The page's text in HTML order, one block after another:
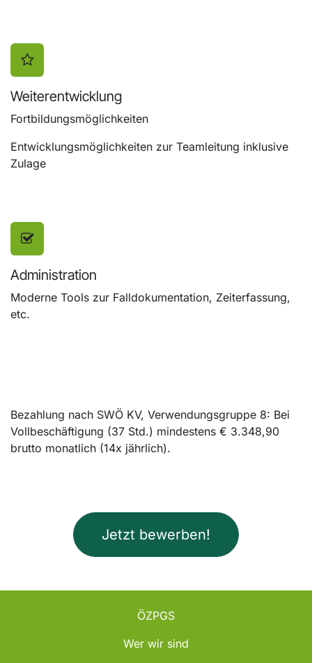
Weiterentwicklung
Fortbildungsmöglichkeiten
Entwicklungsmöglichkeiten zur Teamleitung inklusive
Zulage
Administration
Moderne Tools zur Falldokumentation, Zeiterfassung,
etc.
Bezahlung nach SWÖ KV, Verwendungsgruppe 8: Bei
Vollbeschäftigung (37 Std.) mindestens € 3.348,90
brutto monatlich (14x jährlich).
Jetzt bewerben!
ÖZPGS
Wer wir sind